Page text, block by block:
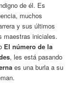
de él. Es
muchos
y sus últimos
maestras iniciales.
El número de la
, les está pasando
es una burla a su